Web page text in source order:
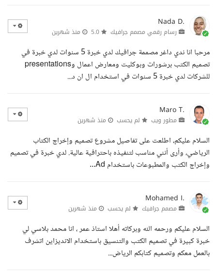
Nada D.
رسام رقمي مصمم جرافيك منذ شهرين
مرحبا انا ندي داغر مصممة جرافيك لدي خبرة 5 سنوات لدي خبرة في
تصميم الكتب برشورات وبوكليت ومعارض اعمال وpresentations
للشركات لدي خبرة 5 سنوات في استخدام ال ان د...
Maro T.
مطور ويب لم يحسب منذ شهرين
السلام عليكم، اطلعت على تفاصيل مشروع تصميم وإخراج الكتاب
الرياضي، وأرى أنني مناسب لتنفيذه باحترافية عالية. لدي خبرة في تصميم
وإخراج الكتب والمطبوعات باستخدام Ad...
Mohamed I.
مصمم جرافيك لم يحسب منذ شهرين
السلام عليكم ورحمه الله وبركاته أهلا استاذ عمر ، انا محمد بلاسي لي
خبرة كبيرة في تصميم الكتب والتنسيق باستخدام الانديزاين اتشرف
بالعمل معكم وتصميم كتابكم الرياض...